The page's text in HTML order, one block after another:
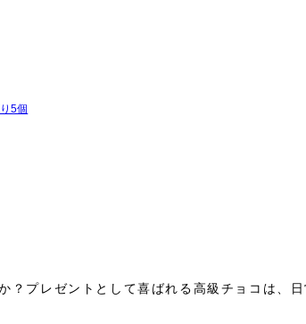
5個
？プレゼントとして喜ばれる高級チョコは、